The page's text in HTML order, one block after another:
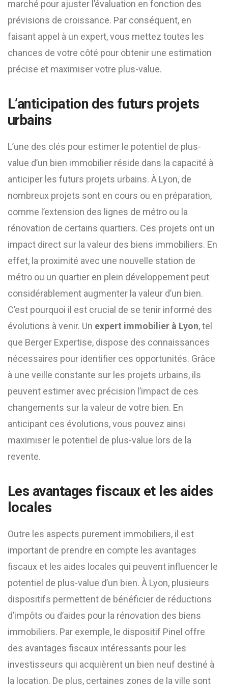
marché pour ajuster l’évaluation en fonction des
prévisions de croissance. Par conséquent, en
faisant appel à un expert, vous mettez toutes les
chances de votre côté pour obtenir une estimation
précise et maximiser votre plus-value.
L’anticipation des futurs projets
urbains
L’une des clés pour estimer le potentiel de plus-
value d’un bien immobilier réside dans la capacité à
anticiper les futurs projets urbains. À Lyon, de
nombreux projets sont en cours ou en préparation,
comme l’extension des lignes de métro ou la
rénovation de certains quartiers. Ces projets ont un
impact direct sur la valeur des biens immobiliers. En
effet, la proximité avec une nouvelle station de
métro ou un quartier en plein développement peut
considérablement augmenter la valeur d’un bien.
C’est pourquoi il est crucial de se tenir informé des
évolutions à venir. Un expert immobilier à Lyon, tel
que Berger Expertise, dispose des connaissances
nécessaires pour identifier ces opportunités. Grâce
à une veille constante sur les projets urbains, ils
peuvent estimer avec précision l’impact de ces
changements sur la valeur de votre bien. En
anticipant ces évolutions, vous pouvez ainsi
maximiser le potentiel de plus-value lors de la
revente.
Les avantages fiscaux et les aides
locales
Outre les aspects purement immobiliers, il est
important de prendre en compte les avantages
fiscaux et les aides locales qui peuvent influencer le
potentiel de plus-value d’un bien. À Lyon, plusieurs
dispositifs permettent de bénéficier de réductions
d’impôts ou d’aides pour la rénovation des biens
immobiliers. Par exemple, le dispositif Pinel offre
des avantages fiscaux intéressants pour les
investisseurs qui acquièrent un bien neuf destiné à
la location. De plus, certaines zones de la ville sont